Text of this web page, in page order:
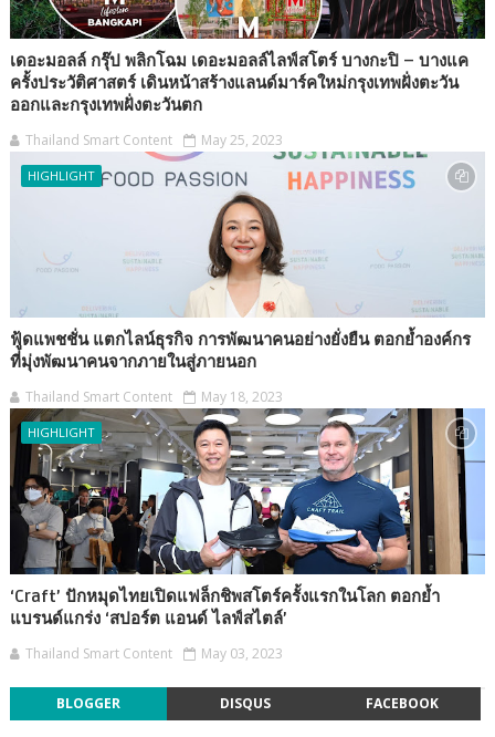
เดอะมอลล์ กรุ๊ป พลิกโฉม เดอะมอลล์ไลฟ์สโตร์ บางกะปิ – บางแค
ครั้งประวัติศาสตร์ เดินหน้าสร้างแลนด์มาร์คใหม่กรุงเทพฝั่งตะวัน
ออกและกรุงเทพฝั่งตะวันตก
Thailand Smart Content May 25, 2023
HIGHLIGHT
ฟู้ดแพชชั่น แตกไลน์ธุรกิจ การพัฒนาคนอย่างยั่งยืน ตอกย้ำองค์กร
ที่มุ่งพัฒนาคนจากภายในสู่ภายนอก
Thailand Smart Content May 18, 2023
HIGHLIGHT
‘Craft’ ปักหมุดไทยเปิดแฟล็กชิพสโตร์ครั้งแรกในโลก ตอกย้ำ
แบรนด์แกร่ง ‘สปอร์ต แอนด์ ไลฟ์สไตล์’
Thailand Smart Content May 03, 2023
BLOGGER DISQUS FACEBOOK